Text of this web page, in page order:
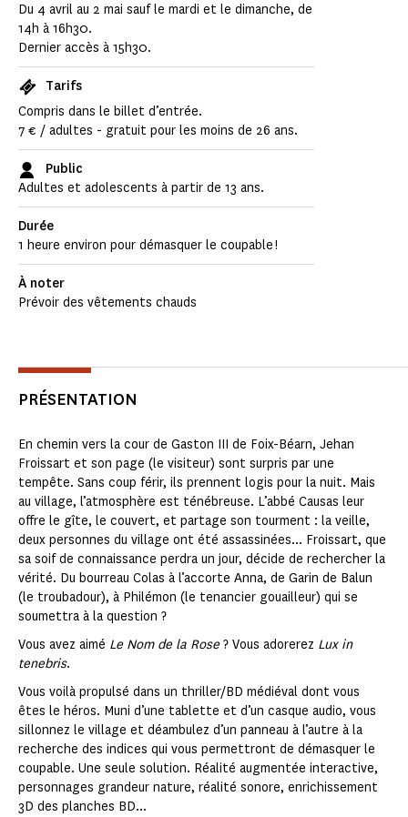
Du 4 avril au 2 mai sauf le mardi et le dimanche, de
14h à 16h30.
Dernier accès à 15h30.
Tarifs
Compris dans le billet d’entrée.
7 € / adultes - gratuit pour les moins de 26 ans.
Public
Adultes et adolescents à partir de 13 ans.
Durée
1 heure environ pour démasquer le coupable !
À noter
Prévoir des vêtements chauds
PRÉSENTATION
En chemin vers la cour de Gaston III de Foix-Béarn, Jehan
Froissart et son page (le visiteur) sont surpris par une
tempête. Sans coup férir, ils prennent logis pour la nuit. Mais
au village, l’atmosphère est ténébreuse. L’abbé Causas leur
offre le gîte, le couvert, et partage son tourment : la veille,
deux personnes du village ont été assassinées... Froissart, que
sa soif de connaissance perdra un jour, décide de rechercher la
vérité. Du bourreau Colas à l’accorte Anna, de Garin de Balun
(le troubadour), à Philémon (le tenancier gouailleur) qui se
soumettra à la question ?
Vous avez aimé Le Nom de la Rose ? Vous adorerez Lux in
tenebris.
Vous voilà propulsé dans un thriller/BD médiéval dont vous
êtes le héros. Muni d’une tablette et d’un casque audio, vous
sillonnez le village et déambulez d’un panneau à l’autre à la
recherche des indices qui vous permettront de démasquer le
coupable. Une seule solution. Réalité augmentée interactive,
personnages grandeur nature, réalité sonore, enrichissement
3D des planches BD...